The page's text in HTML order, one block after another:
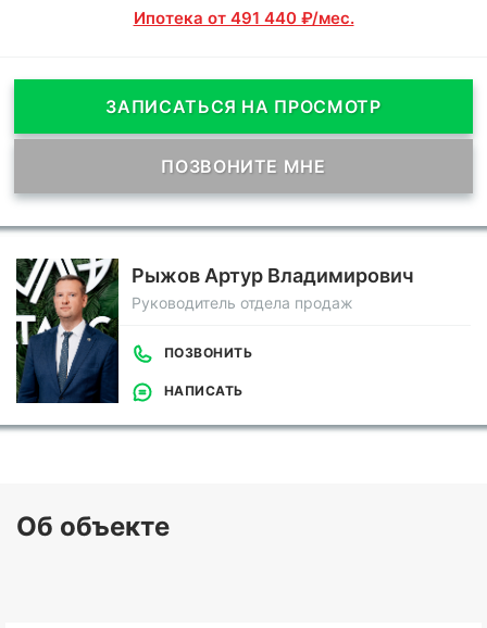
Ипотека от 491 440 ₽/мес.
ЗАПИСАТЬСЯ НА ПРОСМОТР
ПОЗВОНИТЕ МНЕ
Рыжов Артур Владимирович
Руководитель отдела продаж
ПОЗВОНИТЬ
НАПИСАТЬ
Об объекте